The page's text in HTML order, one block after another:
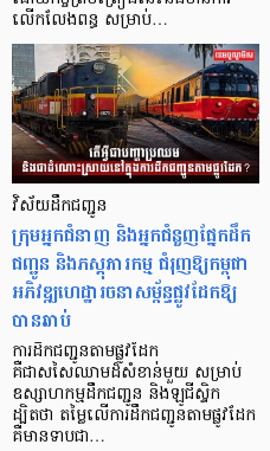
លើកលែងពន្ធ សម្រាប់…
វិស័យដឹកជញ្ជូន
ក្រុមអ្នកជំនាញ និងអ្នកជំនួញផ្នែកដឹក
ជញ្ជូន និងភស្ដុភារកម្ម ជំរុញឱ្យកម្ពុជា
អភិវឌ្ឍហេដ្ឋារចនាសម្ព័ន្ធផ្លូវដែកឱ្យ
បានឆាប់
ការដឹកជញ្ជូនតាមផ្លូវដែក
គឺជាសសៃឈាមដ៏សំខាន់មួយ សម្រាប់
ឧស្សាហកម្មដឹកជញ្ជូន និងឡូជីស្ទិក
ដ្បិតថា តម្លៃលើការដឹកជញ្ជូនតាមផ្លូវដែក
គឺមានទាបជា…